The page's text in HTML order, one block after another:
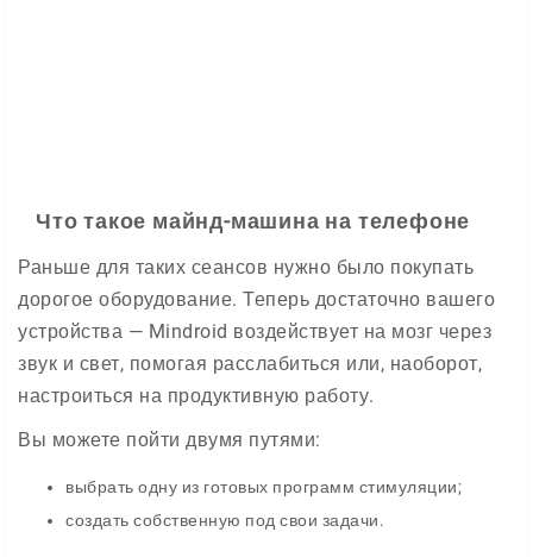
Что такое майнд-машина на телефоне
Раньше для таких сеансов нужно было покупать
дорогое оборудование. Теперь достаточно вашего
устройства — Mindroid воздействует на мозг через
звук и свет, помогая расслабиться или, наоборот,
настроиться на продуктивную работу.
Вы можете пойти двумя путями:
выбрать одну из готовых программ стимуляции;
создать собственную под свои задачи.